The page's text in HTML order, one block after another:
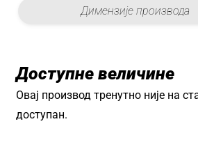
Димензије производа
Доступне величине
Овај производ тренутно није на
доступан.